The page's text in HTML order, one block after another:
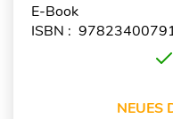
E-Book
ISBN :
NEUES